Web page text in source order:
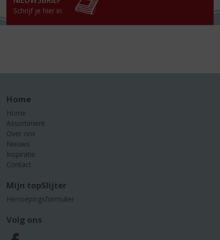
Schrijf je hier in
Home
Home
Assortiment
Over ons
Nieuws
Inspiratie
Contact
Mijn topSlijter
Herroepingsformulier
Volg ons